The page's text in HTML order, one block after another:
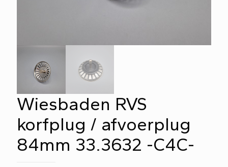
Wiesbaden RVS
korfplug / afvoerplug
84mm 33.3632 -C4C-